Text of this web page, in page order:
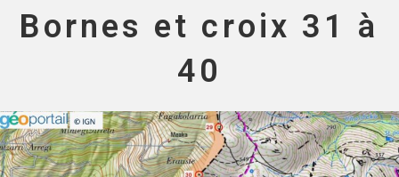
Bornes et croix 31 à
40